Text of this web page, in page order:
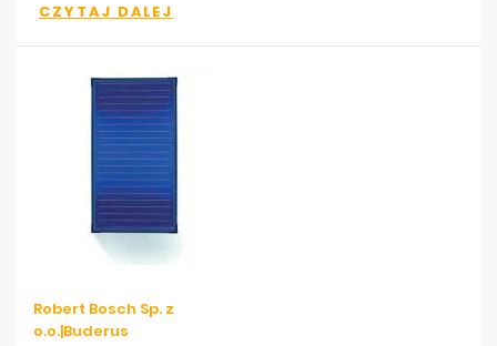
CZYTAJ DALEJ
Robert Bosch Sp. z
o.o.|Buderus